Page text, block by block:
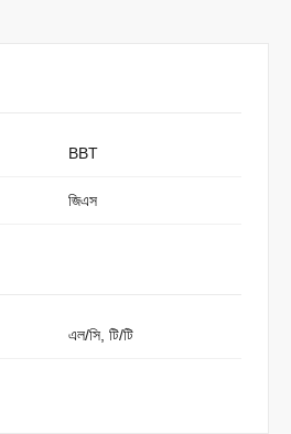
BBT
জিএস
এল/সি, টি/টি